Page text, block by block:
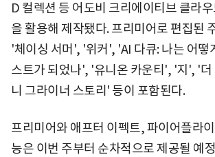
D 컬렉션 등 어도비 크리에이티브 클라
을 활용해 제작됐다. 프리미어로 편집된
'체이싱 서머', '위커', 'AI 다큐: 나는 어떻
스트가 되었나', '유니온 카운티', '지', '
니 그라이너 스토리' 등이 포함된다.
프리미어와 애프터 이펙트, 파이어플라
능은 이번 주부터 순차적으로 제공될 예